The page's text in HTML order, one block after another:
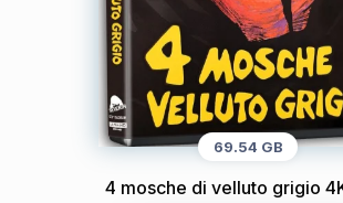
69.54 GB
4 mosche di velluto grigio